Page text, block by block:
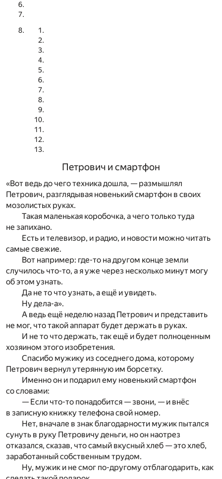
Петрович и смартфон
«Вот ведь до чего техника дошла, — размышлял
Петрович, разглядывая новенький смартфон в своих
мозолистых руках.
Такая маленькая коробочка, а чего только туда
не запихано.
Есть и телевизор, и радио, и новости можно читать
самые свежие.
Вот например: где-то на другом конце земли
случилось что-то, а я уже через несколько минут могу
об этом узнать.
Да не то что узнать, а ещё и увидеть.
Ну дела-а».
А ведь ещё неделю назад Петрович и представить
не мог, что такой аппарат будет держать в руках.
И не то что держать, так ещё и будет полноценным
хозяином этого изобретения.
Спасибо мужику из соседнего дома, которому
Петрович вернул утерянную им борсетку.
Именно он и подарил ему новенький смартфон
со словами:
— Если что-то понадобится — звони, — и внёс
в записную книжку телефона свой номер.
Нет, вначале в знак благодарности мужик пытался
сунуть в руку Петровичу деньги, но он наотрез
отказался, сказав, что самый вкусный хлеб — это хлеб,
заработанный собственным трудом.
Ну, мужик и не смог по-другому отблагодарить, как